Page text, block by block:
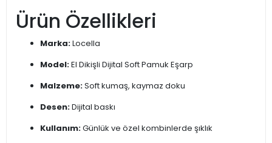
Ürün Özellikleri
Marka:Locella
Model:El Dikişli Dijital Soft Pamuk Eşarp
Malzeme:Soft kumaş, kaymaz doku
Desen:Dijital baskı
Kullanım:Günlük ve özel kombinlerde şıklık